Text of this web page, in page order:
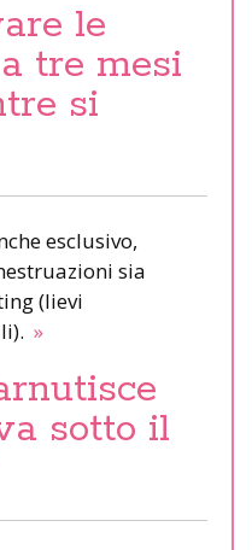
le
tre mesi
si
esclusivo,
sia
(lievi
»
sotto il